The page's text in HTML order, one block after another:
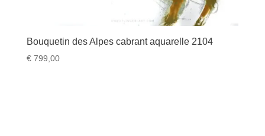
Bouquetin des Alpes cabrant aquarelle 2104
€799,00